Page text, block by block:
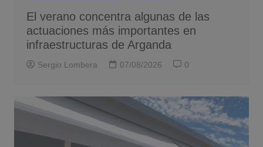
El verano concentra algunas de las
actuaciones más importantes en
infraestructuras de Arganda
Sergio Lombera 07/08/2026 0